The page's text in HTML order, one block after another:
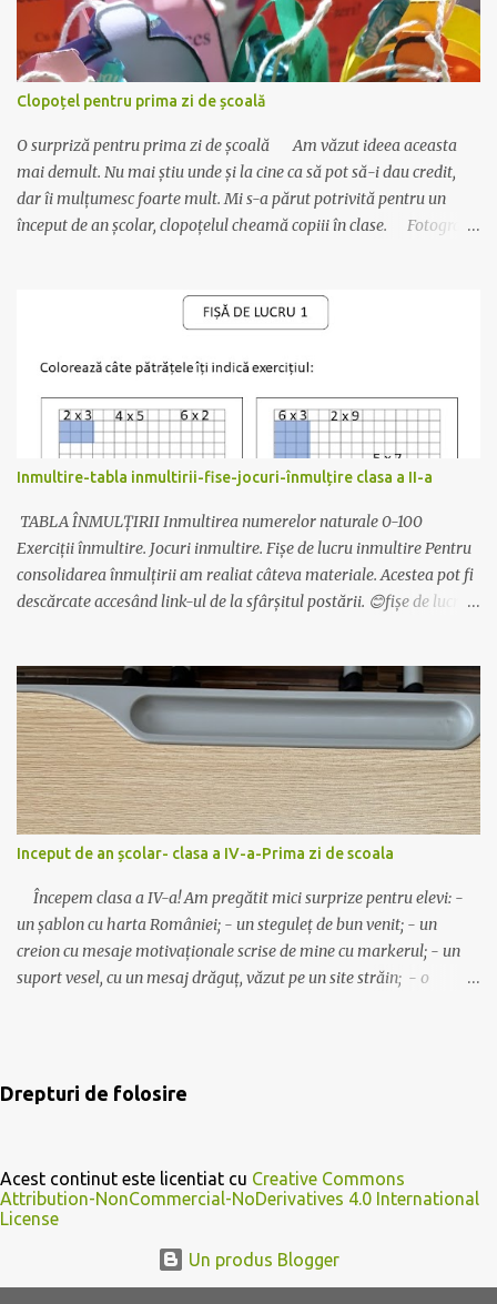
m
e
n
t
r
i
u
Clopoțel pentru prima zi de școală
O surpriză pentru prima zi de școală Am văzut ideea aceasta
mai demult. Nu mai știu unde și la cine ca să pot să-i dau credit,
dar îi mulțumesc foarte mult. Mi s-a părut potrivită pentru un
început de an școlar, clopoțelul cheamă copiii în clase. Fotografia
bomboane ambalate (cel mai bine se așază cele care au un singur
”moț” la ambalaj), sfoară, lipici sau capsator. 😊Se printează pe
carton colorat, dintr-un carton ies 2 clopoței. 😊Se îndoaie pe linia
sfoară de bombonele și apoi de mânerul clopoțelului. Bomboana
trebuie să fie în interior. 😊Se capsează aripioarele. Simplu și
drăguț! Descarcă materialul actualizat de AICI. Mult succes!
Inmultire-tabla inmultirii-fise-jocuri-înmulțire clasa a II-a
TABLA ÎNMULȚIRII Inmultirea numerelor naturale 0-100
Exerciții înmultire. Jocuri inmultire. Fișe de lucru inmultire Pentru
consolidarea înmulțirii am realiat câteva materiale. Acestea pot fi
descărcate accesând link-ul de la sfârșitul postării. 😊fișe de lucru
cu inmultirea 😊motivarea elevilor pentru învățare - pașaportul
înmulțirii Mai multe despre pasaport aici:
https://www.aventurilascoala.ro/2019/08/tinutul-vrajit-al-
inmultirii-si.html 😊jocuri cu tabla inmultirii Găsești fișele,
jocurile, pasaportul, etc aici: inmultire-fise-jocuri -descarca 😊
Alte idei despre înmultire: joc-eu am-cine are bradul impodobit-
clasa a III-a joc-ghiceste cine sunt decor-inmultiri de toamna joc-
trenuletul matematic Noi jucăm și ”Autobuzul”, ”Lovește
musca”, ”Scărița”, ”Spune primul!-cu...
Inceput de an școlar- clasa a IV-a-Prima zi de scoala
Începem clasa a IV-a! Am pregătit mici surprize pentru elevi: -
un șablon cu harta României; - un steguleț de bun venit; - un
creion cu mesaje motivaționale scrise de mine cu markerul; - un
suport vesel, cu un mesaj drăguț, văzut pe un site străin; - o
școlar liniștit!☺️ Mult succes! Ilona
Drepturi de folosire
Acest continut este licentiat cu Creative Commons
Attribution-NonCommercial-NoDerivatives 4.0 International
License
Un produs Blogger